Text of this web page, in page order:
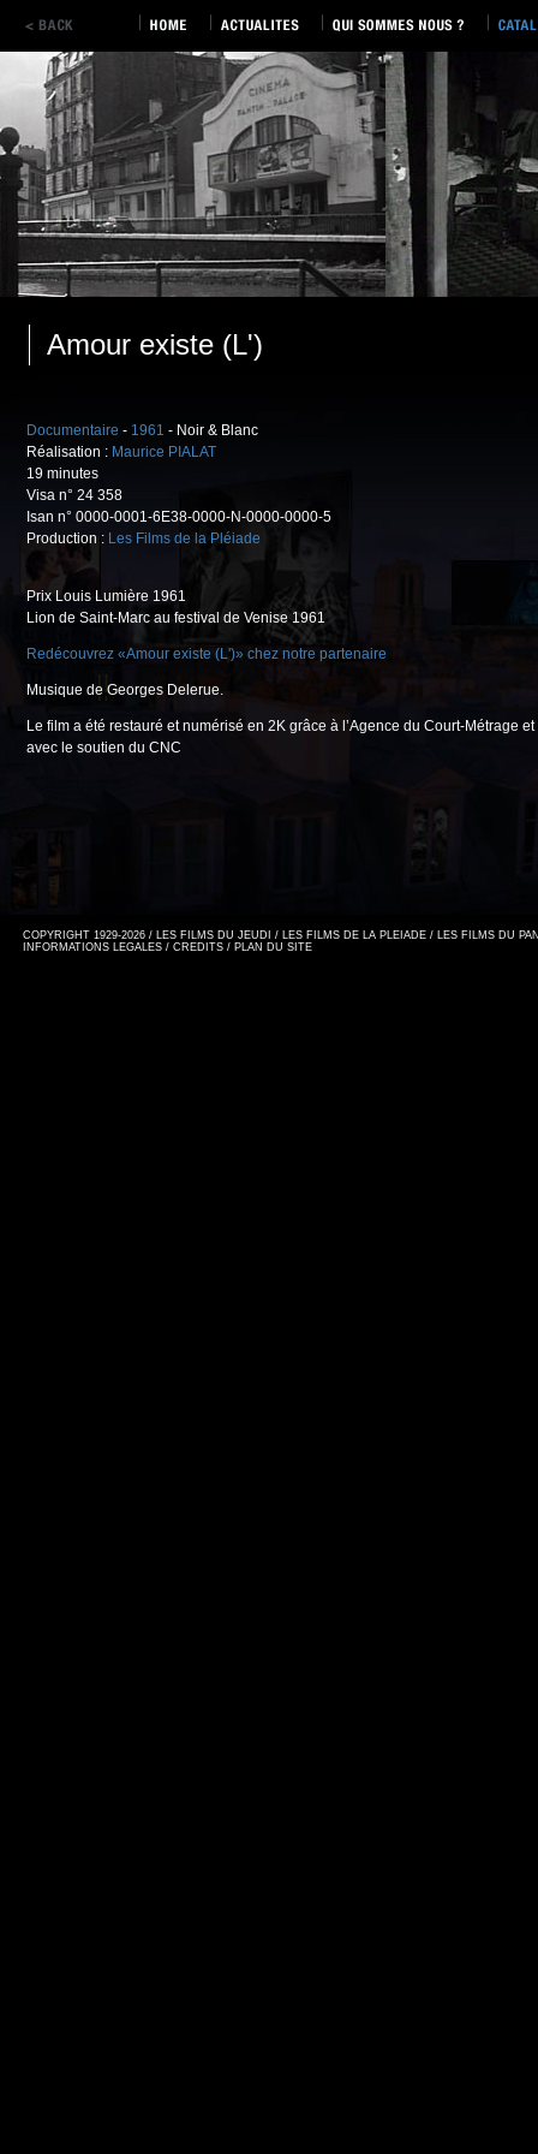
Amour existe (L')
Documentaire - 1961 - Noir & Blanc
Réalisation : Maurice PIALAT
19 minutes
Visa n° 24 358
Isan n° 0000-0001-6E38-0000-N-0000-0000-5
Production : Les Films de la Pléiade
Prix Louis Lumière 1961
Lion de Saint-Marc au festival de Venise 1961
Redécouvrez «Amour existe (L')» chez notre partenaire
Musique de Georges Delerue.
Le film a été restauré et numérisé en 2K grâce à l’Agence du Court-Métrage et
avec le soutien du CNC
COPYRIGHT 1929-2026 / LES FILMS DU JEUDI / LES FILMS DE LA PLEIADE / LES FILMS DU
INFORMATIONS LEGALES / CREDITS / PLAN DU SITE